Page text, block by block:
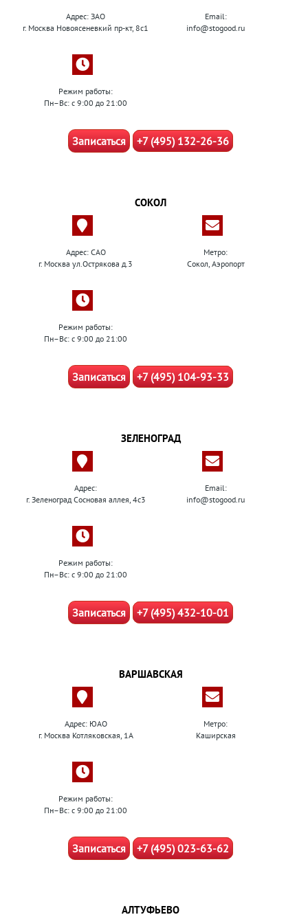
Адрес: ЗАО
г. Москва Новоясеневкий пр-кт, 8с1
Email:
info@stogood.ru
Режим работы:
Пн–Вс: с 9:00 до 21:00
Записаться +7 (495) 132-26-36
СОКОЛ
Адрес: САО
г. Москва ул.Острякова д.3
Метро:
Сокол, Аэропорт
Режим работы:
Пн–Вс: с 9:00 до 21:00
Записаться +7 (495) 104-93-33
ЗЕЛЕНОГРАД
Адрес:
г. Зеленоград Сосновая аллея, 4с3
Email:
info@stogood.ru
Режим работы:
Пн–Вс: с 9:00 до 21:00
Записаться +7 (495) 432-10-01
ВАРШАВСКАЯ
Адрес: ЮАО
г. Москва Котляковская, 1А
Метро:
Каширская
Режим работы:
Пн–Вс: с 9:00 до 21:00
Записаться +7 (495) 023-63-62
АЛТУФЬЕВО